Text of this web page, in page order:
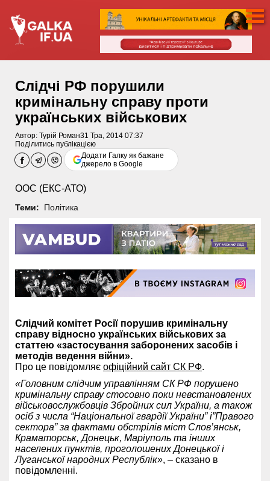
Слідчі РФ порушили
кримінальну справу проти
українських військових
Автор: Турій Роман31 Тра, 2014 07:37
Поділитись публікацією
Додати Галку як бажане
джерело в Google
ООС (ЕКС-АТО)
Теми: Політика
Слідчий комітет Росії порушив кримінальну
справу відносно українських військових за
статтею «застосування заборонених засобів і
методів ведення війни».
Про це повідомляє офіційний сайт СК РФ.
«Головним слідчим управлінням СК РФ порушено
кримінальну справу стосовно поки невстановлених
військовослужбовців Збройних сил України, а також
осіб з числа “Національної гвардії України” і”Правого
сектора” за фактами обстрілів міст Слов’янськ,
Краматорськ, Донецьк, Маріуполь та інших
населених пунктів, проголошених Донецької і
Луганської народних Республік», – сказано в
повідомленні.